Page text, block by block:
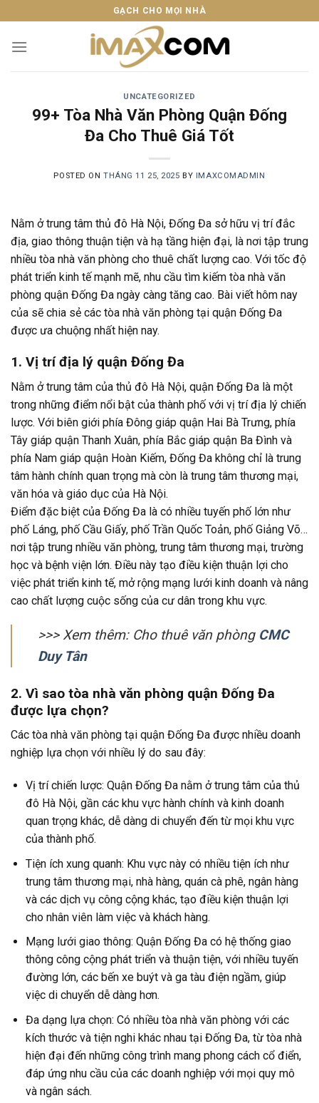
to
content
GẠCH CHO MỌI NHÀ
UNCATEGORIZED
99+ Tòa Nhà Văn Phòng Quận Đống
Đa Cho Thuê Giá Tốt
POSTED ONTHÁNG 11 25, 2025 BY IMAXCOMADMIN
Nằm ở trung tâm thủ đô Hà Nội, Đống Đa sở hữu vị trí đắc
địa, giao thông thuận tiện và hạ tầng hiện đại, là nơi tập trung
nhiều tòa nhà văn phòng cho thuê chất lượng cao. Với tốc độ
phát triển kinh tế mạnh mẽ, nhu cầu tìm kiếm tòa nhà văn
phòng quận Đống Đa ngày càng tăng cao. Bài viết hôm nay
của sẽ chia sẻ các tòa nhà văn phòng tại quận Đống Đa
được ưa chuộng nhất hiện nay.
1. Vị trí địa lý quận Đống Đa
Nằm ở trung tâm của thủ đô Hà Nội, quận Đống Đa là một
trong những điểm nổi bật của thành phố với vị trí địa lý chiến
lược. Với biên giới phía Đông giáp quận Hai Bà Trưng, phía
Tây giáp quận Thanh Xuân, phía Bắc giáp quận Ba Đình và
phía Nam giáp quận Hoàn Kiếm, Đống Đa không chỉ là trung
tâm hành chính quan trọng mà còn là trung tâm thương mại,
văn hóa và giáo dục của Hà Nội.
Điểm đặc biệt của Đống Đa là có nhiều tuyến phố lớn như
phố Láng, phố Cầu Giấy, phố Trần Quốc Toản, phố Giảng Võ…
nơi tập trung nhiều văn phòng, trung tâm thương mại, trường
học và bệnh viện lớn. Điều này tạo điều kiện thuận lợi cho
việc phát triển kinh tế, mở rộng mạng lưới kinh doanh và nâng
cao chất lượng cuộc sống của cư dân trong khu vực.
>>> Xem thêm: Cho thuê văn phòng CMC
Duy Tân
2. Vì sao tòa nhà văn phòng quận Đống Đa
được lựa chọn?
Các tòa nhà văn phòng tại quận Đống Đa được nhiều doanh
nghiệp lựa chọn với nhiều lý do sau đây:
Vị trí chiến lược: Quận Đống Đa nằm ở trung tâm của thủ
đô Hà Nội, gần các khu vực hành chính và kinh doanh
quan trọng khác, dễ dàng di chuyển đến từ mọi khu vực
của thành phố.
Tiện ích xung quanh: Khu vực này có nhiều tiện ích như
trung tâm thương mại, nhà hàng, quán cà phê, ngân hàng
và các dịch vụ công cộng khác, tạo điều kiện thuận lợi
cho nhân viên làm việc và khách hàng.
Mạng lưới giao thông: Quận Đống Đa có hệ thống giao
thông công cộng phát triển và thuận tiện, với nhiều tuyến
đường lớn, các bến xe buýt và ga tàu điện ngầm, giúp
việc di chuyển dễ dàng hơn.
Đa dạng lựa chọn: Có nhiều tòa nhà văn phòng với các
kích thước và tiện nghi khác nhau tại Đống Đa, từ tòa nhà
hiện đại đến những công trình mang phong cách cổ điển,
đáp ứng nhu cầu của các doanh nghiệp với mọi quy mô
và ngân sách.